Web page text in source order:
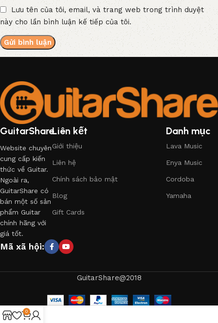
Lưu tên của tôi, email, và trang web trong trình duyệt
này cho lần bình luận kế tiếp của tôi.
GuitarShare
Website chuyên
cung cấp kiến
thức về Guitar.
Ngoài ra,
GuitarShare có
bán một số sản
phẩm Guitar
chính hãng với
giá tốt.
Liên kết
Giới thiệu
Liên hệ
Chính sách bảo mật
Blog
Gift Cards
Danh mục
Lava Music
Enya Music
Cordoba
Yamaha
Mã xã hội:
GuitarShare@2018
0